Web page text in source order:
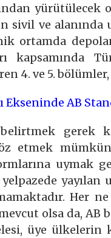
yürütülecek
sivil ve alanında
ortamda
kapsamında
4. ve 5.
Ekseninde AB
gerek
etmek
uymak
Her
olsa da, AB
üye ülkelerin